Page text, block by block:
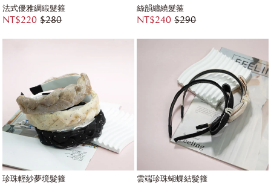
法式優雅綢緞髮箍
NT$220 $280
絲韻纏繞髮箍
NT$240 $290
珍珠輕紗夢境髮箍 雲端珍珠蝴蝶結髮箍